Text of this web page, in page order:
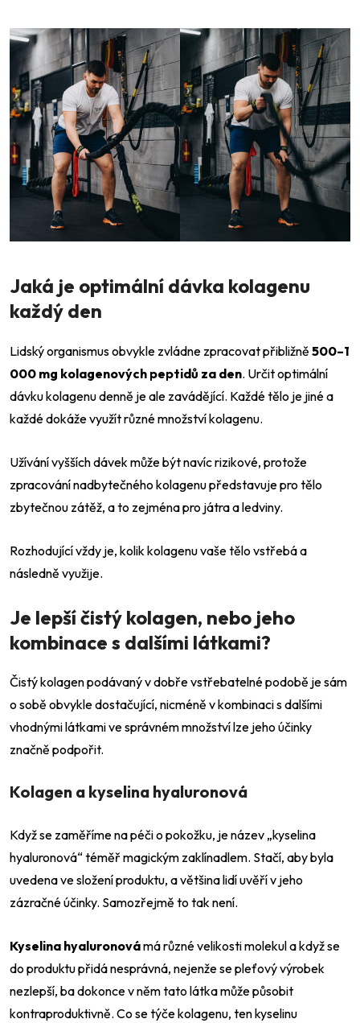
Jaká je optimální dávka kolagenu
každý den
Lidský organismus obvykle zvládne zpracovat přibližně 500–1
000 mg kolagenových peptidů za den. Určit optimální
dávku kolagenu denně je ale zavádějící. Každé tělo je jiné a
každé dokáže využít různé množství kolagenu.
Užívání vyšších dávek může být navíc rizikové, protože
zpracování nadbytečného kolagenu představuje pro tělo
zbytečnou zátěž, a to zejména pro játra a ledviny.
Rozhodující vždy je, kolik kolagenu vaše tělo vstřebá a
následně využije.
Je lepší čistý kolagen, nebo jeho
kombinace s dalšími látkami?
Čistý kolagen podávaný v dobře vstřebatelné podobě je sám
o sobě obvykle dostačující, nicméně v kombinaci s dalšími
vhodnými látkami ve správném množství lze jeho účinky
značně podpořit.
Kolagen a kyselina hyaluronová
Když se zaměříme na péči o pokožku, je název „kyselina
hyaluronová“ téměř magickým zaklínadlem. Stačí, aby byla
uvedena ve složení produktu, a většina lidí uvěří v jeho
zázračné účinky. Samozřejmě to tak není.
Kyselina hyaluronovámá různé velikosti molekul a když se
do produktu přidá nesprávná, nejenže se pleťový výrobek
nezlepší, ba dokonce v něm tato látka může působit
kontraproduktivně. Co se týče kolagenu, ten kyselinu